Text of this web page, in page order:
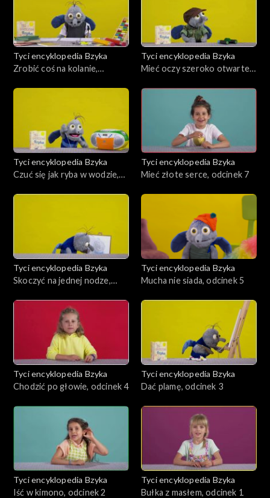
Tyci encyklopedia Bzyka
Zrobić coś na kolanie,
Tyci encyklopedia Bzyka
Mieć oczy szeroko otwarte,
Tyci encyklopedia Bzyka
Czuć się jak ryba w wodzie,
Tyci encyklopedia Bzyka
Mieć złote serce, odcinek 7
Tyci encyklopedia Bzyka
Skoczyć na jednej nodze,
Tyci encyklopedia Bzyka
Mucha nie siada, odcinek 5
Tyci encyklopedia Bzyka
Chodzić po głowie, odcinek 4
Tyci encyklopedia Bzyka
Dać plamę, odcinek 3
Tyci encyklopedia Bzyka
Iść w kimono, odcinek 2
Tyci encyklopedia Bzyka
Bułka z masłem, odcinek 1